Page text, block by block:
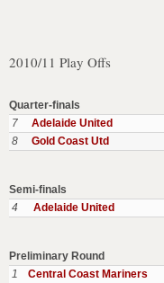
2010/11 Play Offs
Quarter-finals
7
Adelaide United
8
Gold Coast Utd
Semi-finals
4
Adelaide United
Preliminary Round
1
Central Coast Mariners